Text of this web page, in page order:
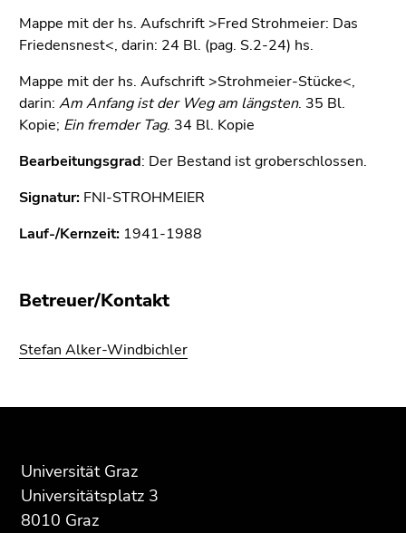
(Zugriffstaste
8)
Zur
Suche
(Zugriffstaste
Mappe mit der hs. Aufschrift >Fred Strohmeier: Das
Friedensnest<, darin: 24 Bl. (pag. S.2-24) hs.
Mappe mit der hs. Aufschrift >Strohmeier-Stücke<,
darin: Am Anfang ist der Weg am längsten. 35 Bl.
Kopie; Ein fremder Tag. 34 Bl. Kopie
Bearbeitungsgrad: Der Bestand ist groberschlossen.
Signatur: FNI-STROHMEIER
Lauf-/Kernzeit: 1941-1988
Betreuer/Kontakt
Stefan Alker-Windbichler
Seitenbereichs:
Zusatzinformationen:
Universität Graz
Universitätsplatz 3
8010 Graz
Seitenbereichs.
Übersicht
Seitenbereichs.
Übersicht